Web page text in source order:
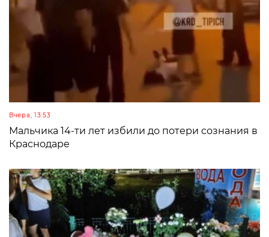
Вчера, 13:53
Мальчика 14-ти лет избили до потери сознания в
Краснодаре